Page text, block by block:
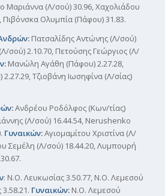
Μαριάννα (Λ/σού) 30.96, Χαχολιάδου
Ολυμπία (Πάφου) 31.83.
Πατσαλίδης Αντώνης (Λ/σού)
σού) 2.10.70, Πετούσης Γεώργιος (Λ/
Μανώλη Αγάθη (Πάφου) 2.27.28,
Τζιοβάνη Ιωσηφίνα (Λ/σίας)
Ανδρέου Ροδόλφος (Κων/τίας)
(Λ/σού) 16.44.54, Nerushenko
Γυναικών:Αγιομαμίτου Χριστίνα (Λ/
Σεμέλη (Λ/σού) 18.44.20, Λυμπουρή
: Ν.Ο. Λευκωσίας 3.50.77, Ν.Ο. Λεμεσού
Γυναικών:Ν.Ο. Λεμεσού